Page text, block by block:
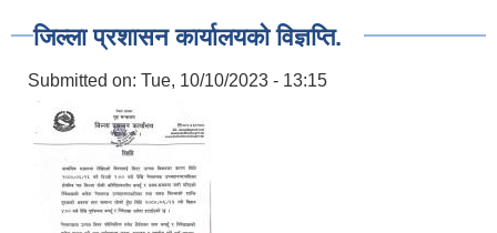
जिल्ला प्रशासन कार्यालयको विज्ञप्ति.
Submitted on: Tue, 10/10/2023 - 13:15